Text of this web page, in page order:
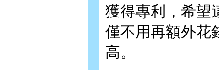
獲得專利，希望
僅不用再額外花
高。